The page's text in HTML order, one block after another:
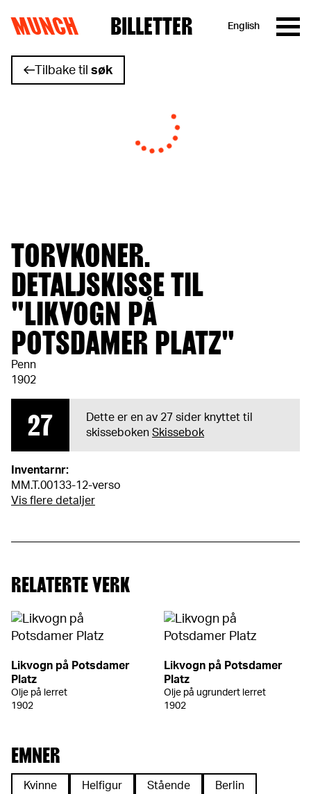
Hopp til innhold
MUNCH BILLETTER English
Tilbake til søk
TORVKONER.
DETALJSKISSE TIL
"LIKVOGN PÅ
POTSDAMER PLATZ"
Penn
1902
27
Dette er en av 27 sider knyttet til
skisseboken Skissebok
Inventarnr:
MM.T.00133-12-verso
Vis flere detaljer
RELATERTE VERK
Likvogn på Potsdamer
Platz
Olje på lerret
1902
Likvogn på Potsdamer
Platz
Olje på ugrundert lerret
1902
EMNER
Kvinne Helfigur Stående Berlin